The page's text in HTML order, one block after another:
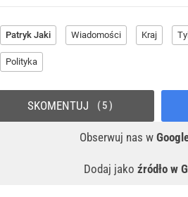
Patryk Jaki Wiadomości Kraj
Polityka
Obserwuj nas w
Dodaj jako źródło w
SKOMENTUJ 5